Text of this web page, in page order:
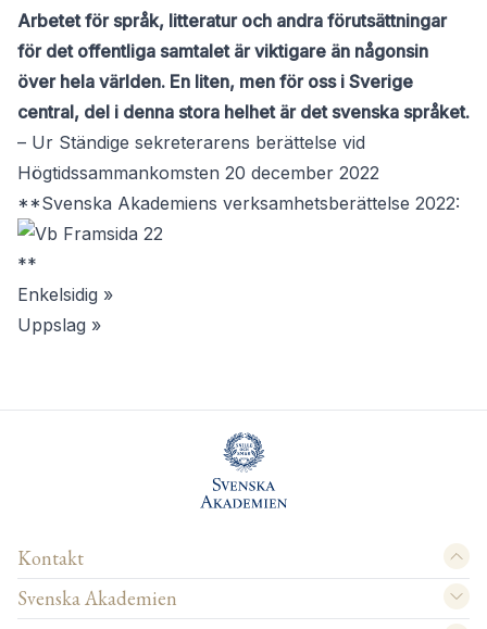
Arbetet för språk, litteratur och andra förutsättningar
för det offentliga samtalet är viktigare än någonsin
över hela världen. En liten, men för oss i Sverige
central, del i denna stora helhet är det svenska språket.
– Ur Ständige sekreterarens berättelse vid
Högtidssammankomsten 20 december 2022
**Svenska Akademiens verksamhetsberättelse 2022:
**
Enkelsidig »
Uppslag »
Kontakt
Svenska Akademien